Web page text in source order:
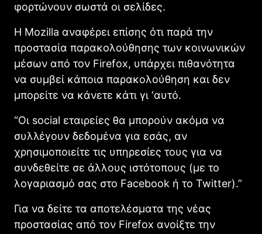
φορτώνουν σωστά οι σελίδες.
Η Mozilla αναφέρει επίσης ότι παρά την
προστασία παρακολούθησης των κοινωνικών
μέσων από τον Firefox, υπάρχει πιθανότητα
να συμβεί κάποια παρακολούθηση και δεν
μπορείτε να κάνετε κάτι γι ‘αυτό.
“Οι social εταιρείες θα μπορούν ακόμα να
συλλέγουν δεδομένα για εσάς, αν
χρησιμοποιείτε τις υπηρεσίες τους για να
συνδεθείτε σε άλλους ιστότοπους (με το
λογαριασμό σας στο Facebook ή το Twitter).”
Για να δείτε τα αποτελέσματα της νέας
προστασίας από τον Firefox ανοίξτε την